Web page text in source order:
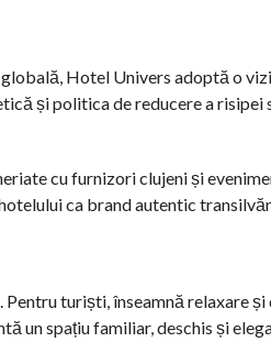
Hotel Univers adoptă o
și politica de reducere a
cu furnizori clujeni și
ca brand autentic
turiști, înseamnă relaxare
un spațiu familiar, deschis și